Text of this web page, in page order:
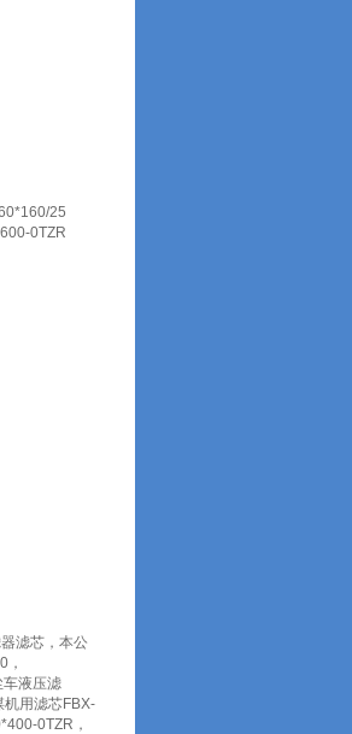
25
0TZR
滤芯，本公
液压滤
用滤芯FBX-
0TZR，